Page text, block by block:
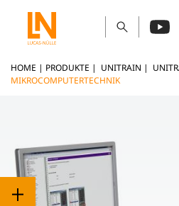
HOME | PRODUKTE | UNITRAIN |
MIKROCOMPUTERTECHNIK